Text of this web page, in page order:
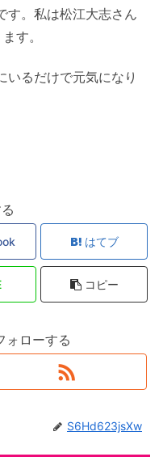
す。私は松江大志さん
す。
いるだけで元気になり
はてブ
コピー
ローする
S6Hd623jsXw